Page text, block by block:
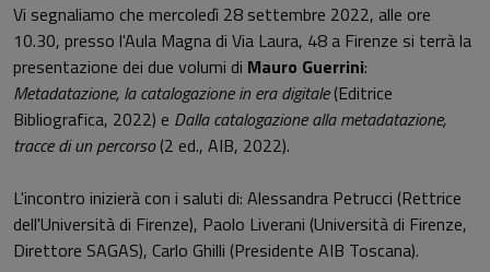
Vi segnaliamo che mercoledì 28 settembre 2022, alle ore
10.30, presso l'Aula Magna di Via Laura, 48 a Firenze si terrà la
presentazione dei due volumi di Mauro Guerrini:
Metadatazione, la catalogazione in era digitale(Editrice
Bibliografica, 2022) e Dalla catalogazione alla metadatazione,
tracce di un percorso(2 ed., AIB, 2022).
L'incontro inizierà con i saluti di: Alessandra Petrucci (Rettrice
dell'Università di Firenze), Paolo Liverani (Università di Firenze,
Direttore SAGAS), Carlo Ghilli (Presidente AIB Toscana).